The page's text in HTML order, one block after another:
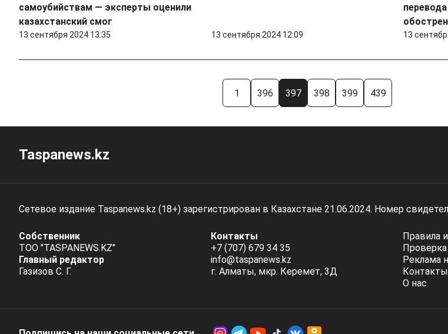
самоубийствам — эксперты оценили
казахстанский смог
13 сентября 2024 13:35 13 сентября 2024 12:09 13
1 396 397 398 399 439
Taspanews.kz
Сетевое издание Taspanews.kz (18+) зарегистрирован в Казахстане 21.06.2024. Номер
Собственник
ТОО "TASPANEWS.KZ"
Главный редактор
Газизов С. Г.
Контакты
+7 (707) 679 34 35
info@taspanews.kz
г. Алматы, мкр. Керемет, 3Д
Правила
Реклама
Контакты
О нас